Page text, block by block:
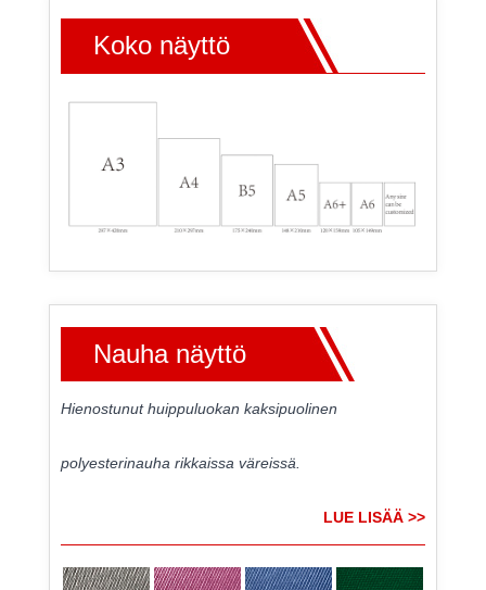
Koko näyttö
Nauha näyttö
Hienostunut huippuluokan kaksipuolinen
polyesterinauha rikkaissa väreissä.
LUE LISÄÄ >>